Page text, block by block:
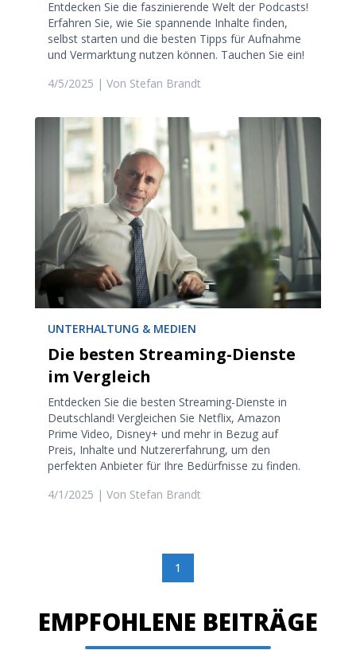
Entdecken Sie die faszinierende Welt der Podcasts!
Erfahren Sie, wie Sie spannende Inhalte finden,
selbst starten und die besten Tipps für Aufnahme
und Vermarktung nutzen können. Tauchen Sie ein!
4/5/2025 | Von Stefan Brandt
UNTERHALTUNG & MEDIEN
Die besten Streaming-Dienste
im Vergleich
Entdecken Sie die besten Streaming-Dienste in
Deutschland! Vergleichen Sie Netflix, Amazon
Prime Video, Disney+ und mehr in Bezug auf
Preis, Inhalte und Nutzererfahrung, um den
perfekten Anbieter für Ihre Bedürfnisse zu finden.
4/1/2025 | Von Stefan Brandt
1
EMPFOHLENE BEITRÄGE